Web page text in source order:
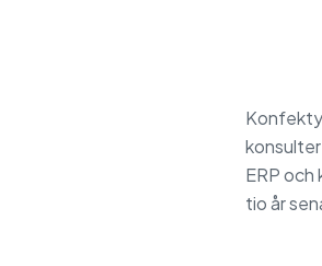
ERP
tio år